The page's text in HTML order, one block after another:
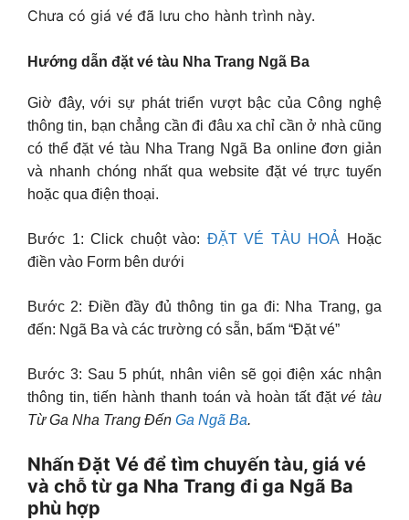
Chưa có giá vé đã lưu cho hành trình này.
Hướng dẫn đặt vé tàu Nha Trang Ngã Ba
Giờ đây, với sự phát triển vượt bậc của Công nghệ
thông tin, bạn chẳng cần đi đâu xa chỉ cần ở nhà cũng
có thể đặt vé tàu Nha Trang Ngã Ba online đơn giản
và nhanh chóng nhất qua website đặt vé trực tuyến
hoặc qua điện thoại.
Bước 1: Click chuột vào: ĐẶT VÉ TÀU HOẢ Hoặc
điền vào Form bên dưới
Bước 2: Điền đầy đủ thông tin ga đi: Nha Trang, ga
đến: Ngã Ba và các trường có sẵn, bấm “Đặt vé”
Bước 3: Sau 5 phút, nhân viên sẽ gọi điện xác nhận
thông tin, tiến hành thanh toán và hoàn tất đặt vé tàu
Từ Ga Nha Trang Đến Ga Ngã Ba.
Nhấn Đặt Vé để tìm chuyến tàu, giá vé
và chỗ từ ga Nha Trang đi ga Ngã Ba
phù hợp